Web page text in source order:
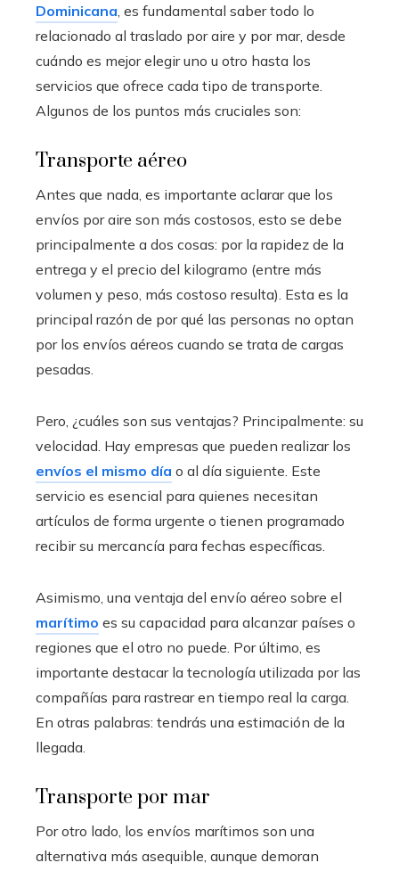
Dominicana , es fundamental saber todo lo
relacionado al traslado por aire y por mar, desde
cuándo es mejor elegir uno u otro hasta los
servicios que ofrece cada tipo de transporte.
Algunos de los puntos más cruciales son:
Transporte aéreo
Antes que nada, es importante aclarar que los
envíos por aire son más costosos, esto se debe
principalmente a dos cosas: por la rapidez de la
entrega y el precio del kilogramo (entre más
volumen y peso, más costoso resulta). Esta es la
principal razón de por qué las personas no optan
por los envíos aéreos cuando se trata de cargas
pesadas.
Pero, ¿cuáles son sus ventajas? Principalmente: su
velocidad. Hay empresas que pueden realizar los
envíos el mismo día o al día siguiente. Este
servicio es esencial para quienes necesitan
artículos de forma urgente o tienen programado
recibir su mercancía para fechas específicas.
Asimismo, una ventaja del envío aéreo sobre el
marítimo es su capacidad para alcanzar países o
regiones que el otro no puede. Por último, es
importante destacar la tecnología utilizada por las
compañías para rastrear en tiempo real la carga.
En otras palabras: tendrás una estimación de la
llegada.
Transporte por mar
Por otro lado, los envíos marítimos son una
alternativa más asequible, aunque demoran